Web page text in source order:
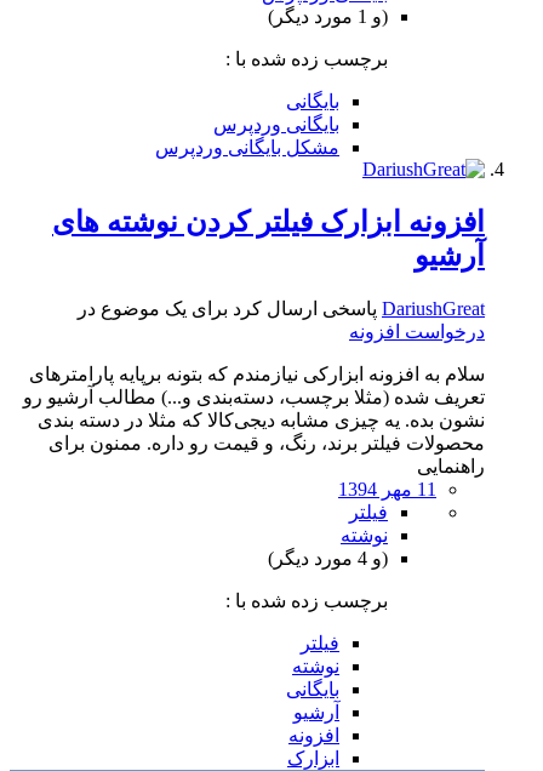
(و 1 مورد دیگر)
برچسب زده شده با :
بایگانی
بایگانی وردپرس
مشکل بایگانی وردپرس
افزونه ابزارک فیلتر کردن نوشته های
آرشیو
DariushGreat پاسخی ارسال کرد برای یک موضوع در
درخواست افزونه
سلام به افزونه ابزارکی نیازمندم که بتونه برپایه پارامترهای
تعریف شده (مثلا برچسب، دسته‌بندی و...) مطالب آرشیو رو
نشون بده. یه چیزی مشابه دیجی‌کالا که مثلا در دسته بندی
محصولات فیلتر برند، رنگ، و قیمت رو داره. ممنون برای
راهنمایی
11 مهر 1394
فیلتر
نوشته
(و 4 مورد دیگر)
برچسب زده شده با :
فیلتر
نوشته
بایگانی
آرشیو
افزونه
ابزارک